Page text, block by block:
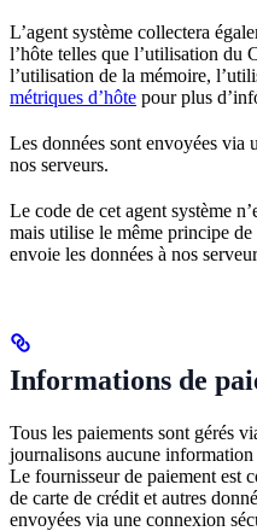
L’agent système collectera
l’hôte telles que l’utilisation du
l’utilisation de la mémoire,
métriques d’hôte pour plus
Les données sont envoyées via
nos serveurs.
Le code de cet agent système
mais utilise le même principe
envoie les données à nos
Informations de
Tous les paiements sont gérés
journalisons aucune
Le fournisseur de paiement est
de carte de crédit et autres
envoyées via une connexion